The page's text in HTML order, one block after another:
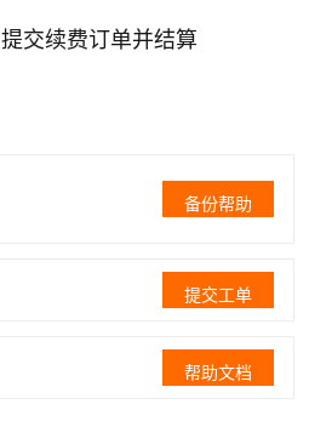
提交续费订单并结算
备份帮助
提交工单
帮助文档